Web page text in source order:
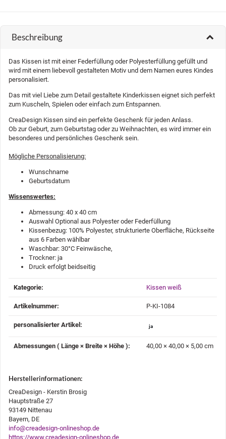
Beschreibung
Das Kissen ist mit einer Federfüllung oder Polyesterfüllung gefüllt und
wird mit einem liebevoll gestalteten Motiv und dem Namen eures Kindes
personalisiert.
Das mit viel Liebe zum Detail gestaltete Kinderkissen eignet sich perfekt
zum Kuscheln, Spielen oder einfach zum Entspannen.
CreaDesign Kissen sind ein perfekte Geschenk für jeden Anlass.
Ob zur Geburt, zum Geburtstag oder zu Weihnachten, es wird immer ein
besonderes und persönliches Geschenk sein.
Mögliche Personalisierung:
Wunschname
Geburtsdatum
Wissenswertes:
Abmessung: 40 x 40 cm
Auswahl Optional aus Polyester oder Federfüllung
Kissenbezug: 100% Polyester, strukturierte Oberfläche, Rückseite
aus 6 Farben wählbar
Waschbar: 30°C Feinwäsche,
Trockner: ja
Druck erfolgt beidseitig
Produkteigenschaft
Wert
Kategorie: Kissen weiß
Artikelnummer: P-KI-1084
personalisierter Artikel‍: ja
Abmessungen ( Länge × Breite × Höhe )‍: 40,00 × 40,00 × 5,00 cm
Herstellerinformationen:
CreaDesign - Kerstin Brosig
Hauptstraße 27
93149 Nittenau
Bayern, DE
info@creadesign-onlineshop.de
https://www.creadesign-onlineshop.de